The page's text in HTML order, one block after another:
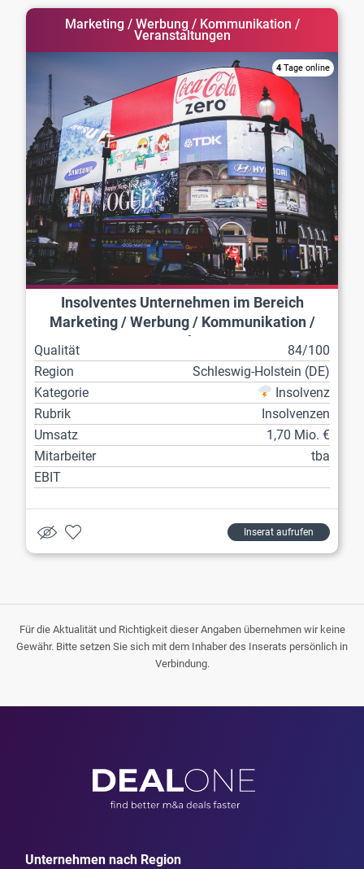
Marketing / Werbung / Kommunikation /
Veranstaltungen
4 Tage online
Insolventes Unternehmen im Bereich
Marketing / Werbung / Kommunikation /
Veranstaltungen
Qualität
84/100
Region
Schleswig-Holstein (DE)
Kategorie
Insolvenz
Rubrik
Insolvenzen
Umsatz
1,70 Mio. €
Mitarbeiter
tba
EBIT
Inserat aufrufen
Für die Aktualität und Richtigkeit dieser Angaben übernehmen wir keine
Gewähr. Bitte setzen Sie sich mit dem Inhaber des Inserats persönlich in
Verbindung.
Unternehmen nach Region